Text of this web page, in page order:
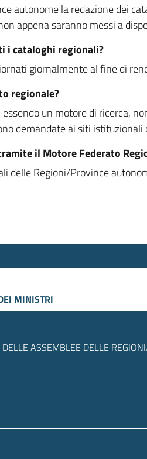
autonome la redazione dei
appena saranno messi a
i cataloghi regionali?
giornalmente al fine di
regionale?
un motore di ricerca,
demandate ai siti
il Motore Federato
delle Regioni/Province
MINISTRI
ASSEMBLEE DELLE